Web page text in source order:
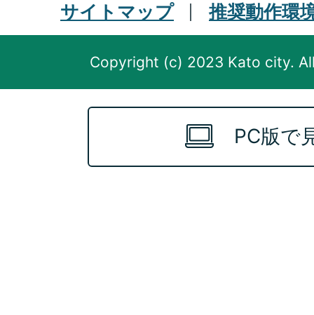
サイトマップ
推奨動作環
Copyright (c) 2023 Kato city.
PC版で